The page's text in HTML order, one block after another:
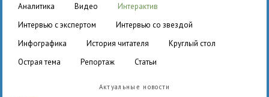
аналитика видео
интерактив
интервью с экспертом
интервью со звездой
инфографика
история читателя
круглый стол
острая тема
репортаж статьи
Актуальные новости